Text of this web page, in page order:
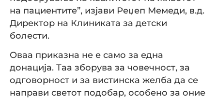
на пациентите”, изјави Реџеп Мемеди, в.д.
Директор на Клиниката за детски
болести.
Оваа приказна не е само за една
донација. Таа зборува за човечност, за
одговорност и за вистинска желба да се
направи светот подобар, особено за оние